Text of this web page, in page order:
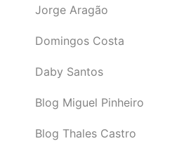
Jorge Aragão
Domingos Costa
Daby Santos
Blog Miguel Pinheiro
Blog Thales Castro